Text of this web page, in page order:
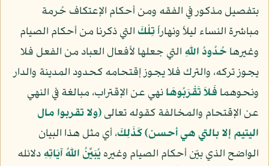
بتفصيل مذكور في الفقه ومن أحكام الإعتكاف حُرمة
مباشرة النساء ليلاً ونهاراًتِلْكَ التي ذكرنا من أحكام الصيام
وغيرها حُدُودُ اللّهِ التي جعلها لأفعال العباد من الفعل فلا
يجوز تركه، والترك فلا يجوز إقتحامه كحدود المدينة والدار
ونحوهما فَلاَ تَقْرَبُوهَانهي عن الإقتراب، مبالغة في النهي
عن الإقتحام والمخالفة كقوله تعالى(ولا تقربوا مال
اليتيم إلا بالتي هي أحسن)كَذَلِكَ، أي مثل هذا البيان
الواضح الذي بيّن أحكام الصيام وغيرهيُبَيِّنُ اللّهُ آيَاتِهِدلائله